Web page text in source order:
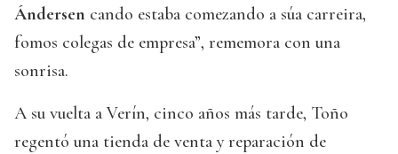
Ándersen cando estaba comezando a súa carreira,
fomos colegas de empresa”, rememora con una
sonrisa.
A su vuelta a Verín, cinco años más tarde, Toño
regentó una tienda de venta y reparación de